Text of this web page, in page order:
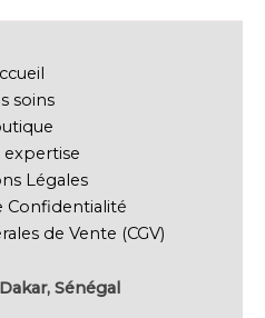
soins
Légales
Confidentialité
de Vente (CGV)
Sénégal